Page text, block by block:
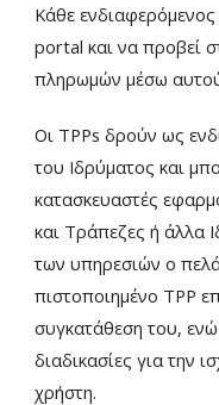
Κάθε
portal και να προβεί
πληρωμών μέσω
Οι TPPs δρούν ως
του Ιδρύματος και
κατασκευαστές
και Τράπεζες ή άλλα
των υπηρεσιών ο
πιστοποιημένο TPP
συγκατάθεση του,
διαδικασίες για την
χρήστη.